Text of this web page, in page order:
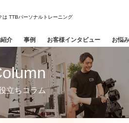
立ちコラム
は TTBパーソナルトレーニング
介 事例 お客様インタビュー お悩